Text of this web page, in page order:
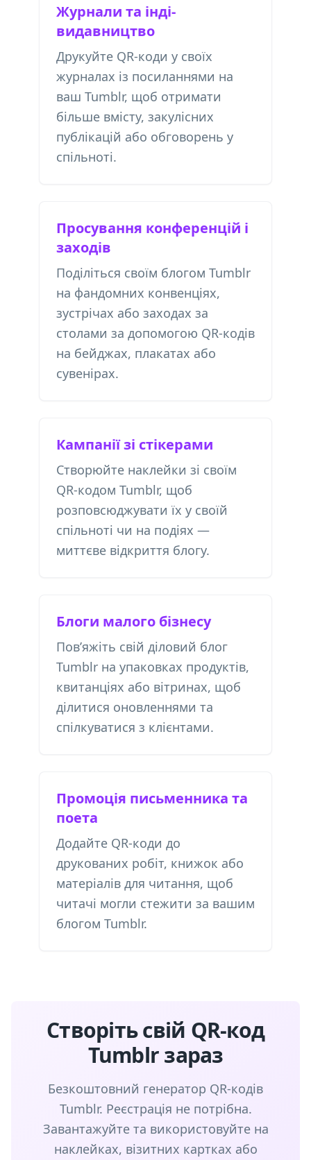
Журнали та інді-
видавництво
Друкуйте QR-коди у своїх
журналах із посиланнями на
ваш Tumblr, щоб отримати
більше вмісту, закулісних
публікацій або обговорень у
спільноті.
Просування конференцій і
заходів
Поділіться своїм блогом Tumblr
на фандомних конвенціях,
зустрічах або заходах за
столами за допомогою QR-кодів
на бейджах, плакатах або
сувенірах.
Кампанії зі стікерами
Створюйте наклейки зі своїм
QR-кодом Tumblr, щоб
розповсюджувати їх у своїй
спільноті чи на подіях —
миттєве відкриття блогу.
Блоги малого бізнесу
Пов’яжіть свій діловий блог
Tumblr на упаковках продуктів,
квитанціях або вітринах, щоб
ділитися оновленнями та
спілкуватися з клієнтами.
Промоція письменника та
поета
Додайте QR-коди до
друкованих робіт, книжок або
матеріалів для читання, щоб
читачі могли стежити за вашим
блогом Tumblr.
Створіть свій QR-код
Tumblr зараз
Безкоштовний генератор QR-кодів
Tumblr. Реєстрація не потрібна.
Завантажуйте та використовуйте на
наклейках, візитних картках або